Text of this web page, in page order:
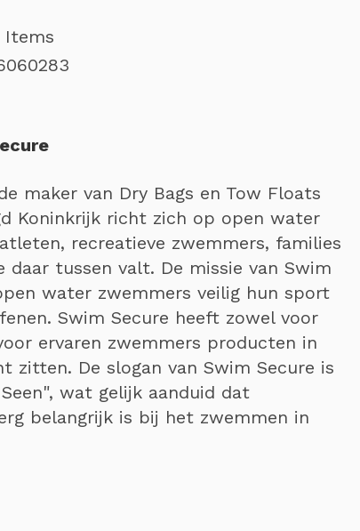
Items
maker van Dry Bags en Tow Floats
Koninkrijk richt zich op open water
recreatieve zwemmers, families
daar tussen valt. De missie van Swim
water zwemmers veilig hun sport
Swim Secure heeft zowel voor
ervaren zwemmers producten in
zitten. De slogan van Swim Secure is
wat gelijk aanduid dat
belangrijk is bij het zwemmen in